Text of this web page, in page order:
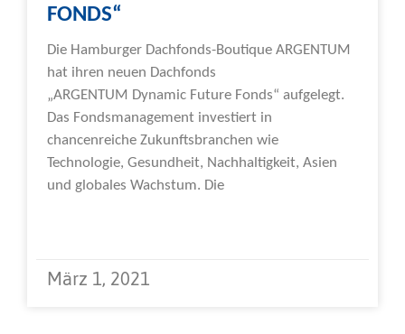
FONDS“
Die Hamburger Dachfonds-Boutique ARGENTUM
hat ihren neuen Dachfonds
„ARGENTUM Dynamic Future Fonds“ aufgelegt.
Das Fondsmanagement investiert in
chancenreiche Zukunftsbranchen wie
Technologie, Gesundheit, Nachhaltigkeit, Asien
und globales Wachstum. Die
März 1, 2021